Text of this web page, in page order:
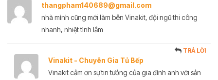
thangpham140689@gmail.com
nhà mình cũng mới làm bên Vinakit, đội ngũ thi công
nhanh, nhiệt tình lắm
Vinakit - Chuyên Gia Tủ Bếp
TRẢ LỜI
Vinakit cảm ơn sự tin tưởng của gia đình anh với sản